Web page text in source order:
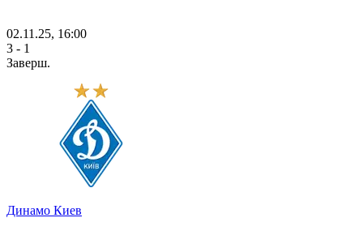
02.11.25, 16:00
3 - 1
Заверш.
Динамо Киев